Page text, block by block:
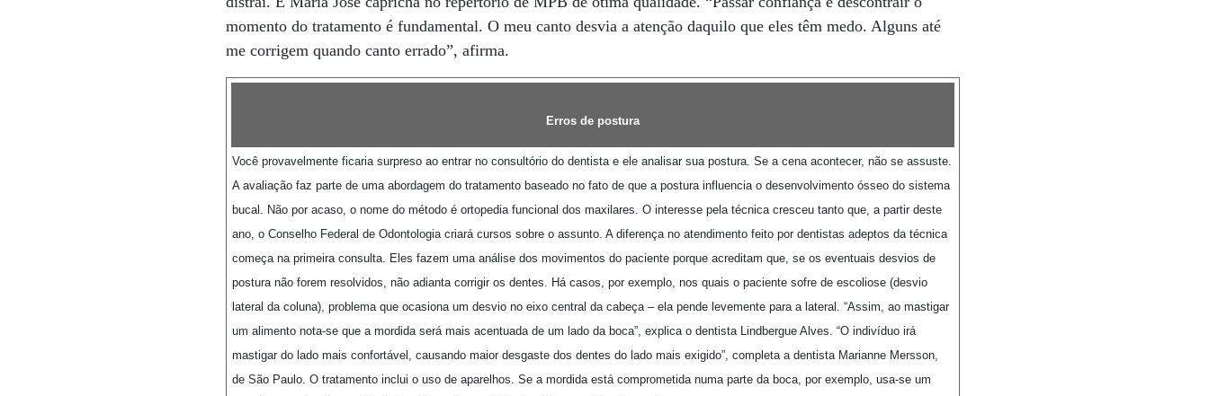
momento do tratamento é fundamental. O meu canto desvia a atenção daquilo que eles têm medo. Alguns até
me corrigem quando canto errado”, afirma.
Erros de postura
Você provavelmente ficaria surpreso ao entrar no consultório do dentista e ele analisar sua postura. Se a cena acontecer, não se assuste.
A avaliação faz parte de uma abordagem do tratamento baseado no fato de que a postura influencia o desenvolvimento ósseo do sistema
bucal. Não por acaso, o nome do método é ortopedia funcional dos maxilares. O interesse pela técnica cresceu tanto que, a partir deste
ano, o Conselho Federal de Odontologia criará cursos sobre o assunto. A diferença no atendimento feito por dentistas adeptos da técnica
começa na primeira consulta. Eles fazem uma análise dos movimentos do paciente porque acreditam que, se os eventuais desvios de
postura não forem resolvidos, não adianta corrigir os dentes. Há casos, por exemplo, nos quais o paciente sofre de escoliose (desvio
lateral da coluna), problema que ocasiona um desvio no eixo central da cabeça – ela pende levemente para a lateral. “Assim, ao mastigar
um alimento nota-se que a mordida será mais acentuada de um lado da boca”, explica o dentista Lindbergue Alves. “O indivíduo irá
mastigar do lado mais confortável, causando maior desgaste dos dentes do lado mais exigido”, completa a dentista Marianne Mersson,
de São Paulo. O tratamento inclui o uso de aparelhos. Se a mordida está comprometida numa parte da boca, por exemplo, usa-se um